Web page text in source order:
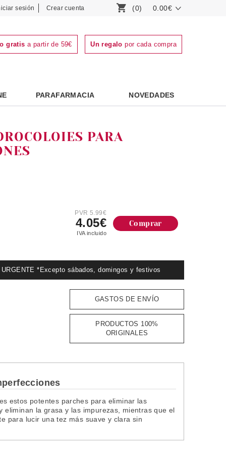
sesión Crear cuenta (0) 0.00€
gratis a partir de 59€ Un regalo por cada compra
PARAFARMACIA NOVEDADES
PARA
PVR 5.99€
4.05€
IVA incluido
Comprar
*Excepto sábados, domingos y festivos
GASTOS DE ENVÍO
PRODUCTOS 100%
ORIGINALES
estos potentes parches para eliminar las
la grasa y las impurezas, mientras que el
para lucir una tez más suave y clara sin